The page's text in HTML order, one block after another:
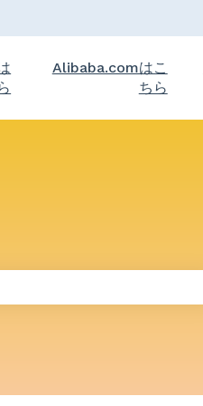
Alibaba.comはこ
ちら